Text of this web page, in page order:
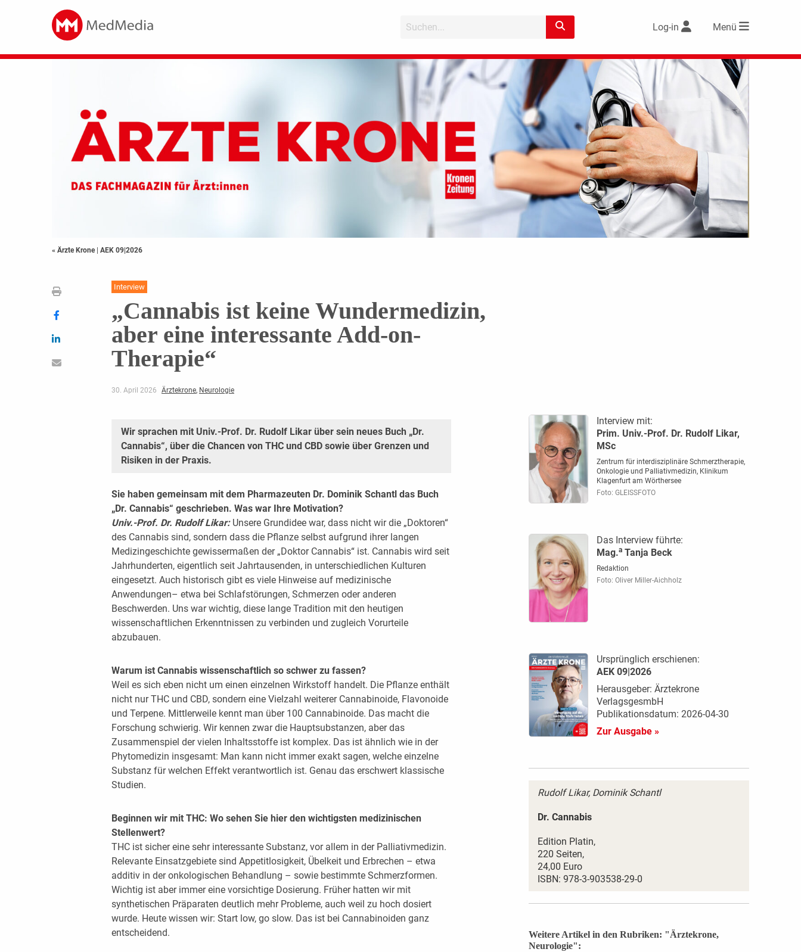
Log-in Menü
« Ärzte Krone | AEK 09|2026
Interview
„Cannabis ist keine Wundermedizin,
aber eine interessante Add-on-
Therapie“
30. April 2026 Ärztekrone, Neurologie
Wir sprachen mit Univ.-Prof. Dr. Rudolf Likar über sein neues Buch „Dr.
Cannabis“, über die Chancen von THC und CBD sowie über Grenzen und
Risiken in der Praxis.
Sie haben gemeinsam mit dem Pharmazeuten Dr. Dominik Schantl das Buch
„Dr. Cannabis“ geschrieben. Was war Ihre Motivation?
Univ.-Prof. Dr. Rudolf Likar:Unsere Grundidee war, dass nicht wir die „Doktoren“
des Cannabis sind, sondern dass die Pflanze selbst aufgrund ihrer langen
Medizingeschichte gewissermaßen der „Doktor Cannabis“ ist. Cannabis wird seit
Jahrhunderten, eigentlich seit Jahrtausenden, in unterschiedlichen Kulturen
eingesetzt. Auch historisch gibt es viele Hinweise auf medizinische
Anwendungen– etwa bei Schlafstörungen, Schmerzen oder anderen
Beschwerden. Uns war wichtig, diese lange Tradition mit den heutigen
wissenschaftlichen Erkenntnissen zu verbinden und zugleich Vorurteile
abzubauen.
Warum ist Cannabis wissenschaftlich so schwer zu fassen?
Weil es sich eben nicht um einen einzelnen Wirkstoff handelt. Die Pflanze enthält
nicht nur THC und CBD, sondern eine Vielzahl weiterer Cannabinoide, Flavonoide
und Terpene. Mittlerweile kennt man über 100 Cannabinoide. Das macht die
Forschung schwierig. Wir kennen zwar die Hauptsubstanzen, aber das
Zusammenspiel der vielen Inhaltsstoffe ist komplex. Das ist ähnlich wie in der
Phytomedizin insgesamt: Man kann nicht immer exakt sagen, welche einzelne
Substanz für welchen Effekt verantwortlich ist. Genau das erschwert klassische
Studien.
Beginnen wir mit THC: Wo sehen Sie hier den wichtigsten medizinischen
Stellenwert?
THC ist sicher eine sehr interessante Substanz, vor allem in der Palliativmedizin.
Relevante Einsatzgebiete sind Appetitlosigkeit, Übelkeit und Erbrechen – etwa
additiv in der onkologischen Behandlung – sowie bestimmte Schmerzformen.
Wichtig ist aber immer eine vorsichtige Dosierung. Früher hatten wir mit
synthetischen Präparaten deutlich mehr Probleme, auch weil zu hoch dosiert
wurde. Heute wissen wir: Start low, go slow. Das ist bei Cannabinoiden ganz
entscheidend.
Interview mit:
Prim. Univ.-Prof. Dr. Rudolf Likar,
MSc
Zentrum für interdisziplinäre Schmerztherapie,
Onkologie und Palliativmedizin, Klinikum
Klagenfurt am Wörthersee
Foto: GLEISSFOTO
Das Interview führte:
Mag.aTanja Beck
Redaktion
Foto: Oliver Miller-Aichholz
Ursprünglich erschienen:
AEK 09|2026
Herausgeber: Ärztekrone
VerlagsgesmbH
Publikationsdatum: 2026-04-30
Zur Ausgabe »
Rudolf Likar, Dominik Schantl
Dr. Cannabis
Edition Platin,
220 Seiten,
24,00 Euro
ISBN: 978-3-903538-29-0
Weitere Artikel in den Rubriken: "Ärztekrone,
Neurologie":